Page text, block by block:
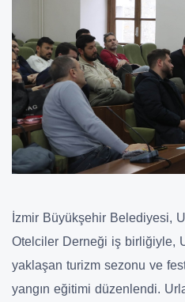
İzmir Büyükşehir Belediyesi,
Otelciler Derneği iş birliğiyle,
yaklaşan turizm sezonu ve
yangın eğitimi düzenlendi.